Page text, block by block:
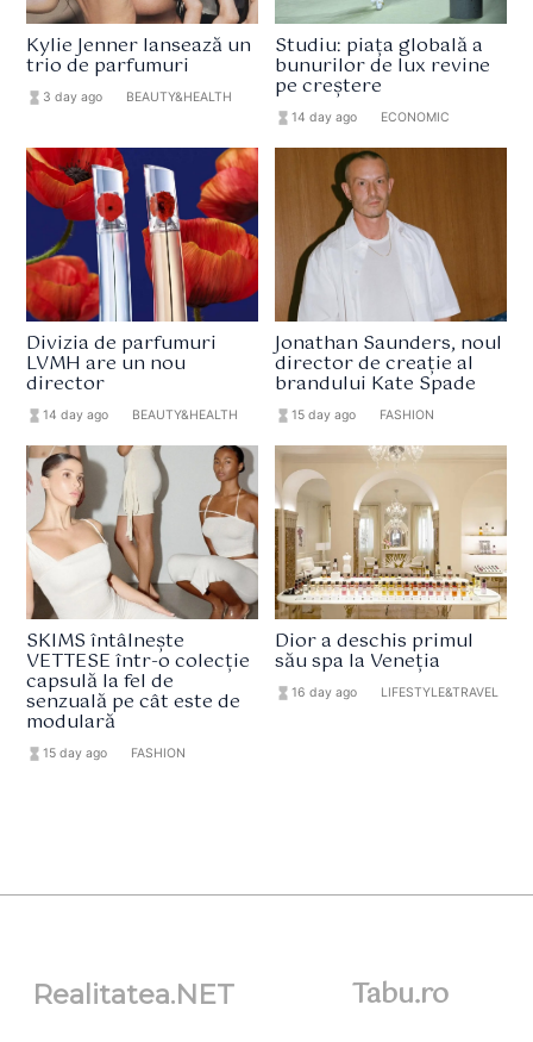
Kylie Jenner lansează un
trio de parfumuri
hourglass_full 3 day ago BEAUTY&HEALTH
Studiu: piața globală a
bunurilor de lux revine
pe creștere
hourglass_full 14 day ago ECONOMIC
Divizia de parfumuri
LVMH are un nou
director
hourglass_full14 day ago BEAUTY&HEALTH
Jonathan Saunders, noul
director de creație al
brandului Kate Spade
hourglass_full 15 day ago FASHION
SKIMS întâlnește
VETTESE într-o colecție
capsulă la fel de
senzuală pe cât este de
modulară
hourglass_full15 day ago FASHION
Dior a deschis primul
său spa la Veneția
hourglass_full 16 day ago LIFESTYLE&TRAVEL
Realitatea.NET Tabu.ro